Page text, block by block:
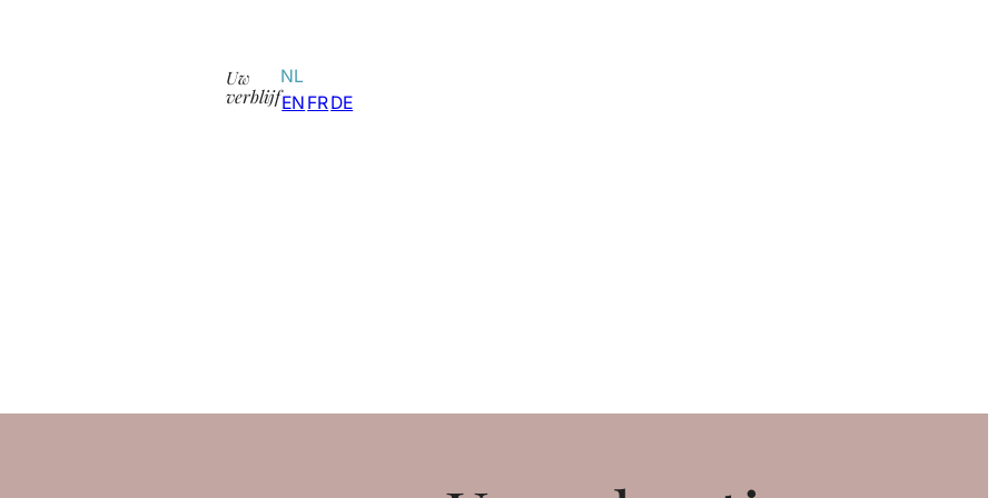
Uw
verblijf
NL
EN FRDE